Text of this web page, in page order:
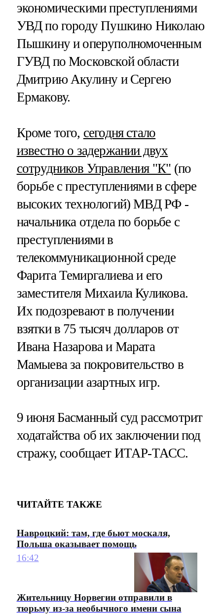
экономическими преступлениями
УВД по городу Пушкино Николаю
Пышкину и оперуполномоченным
ГУВД по Московской области
Дмитрию Акулину и Сергею
Ермакову.
Кроме того, сегодня стало
известно о задержании двух
сотрудников Управления "К" (по
борьбе с преступлениями в сфере
высоких технологий) МВД РФ -
начальника отдела по борьбе с
преступлениями в
телекоммуникационной среде
Фарита Темиргалиева и его
заместителя Михаила Куликова.
Их подозревают в получении
взятки в 75 тысяч долларов от
Ивана Назарова и Марата
Мамыева за покровительство в
организации азартных игр.
9 июня Басманный суд рассмотрит
ходатайства об их заключении под
стражу, сообщает ИТАР-ТАСС.
ЧИТАЙТЕ ТАКЖЕ
Навроцкий: там, где бьют москаля,
Польша оказывает помощь
16:42
Жительницу Норвегии отправили в
тюрьму из-за необычного имени сына